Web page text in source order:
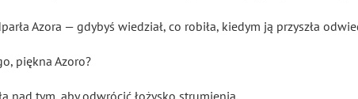
Azora — gdybyś wiedział, co robiła, kiedym ją przyszła
piękna Azoro?
nad tym, aby odwrócić łożysko strumienia.